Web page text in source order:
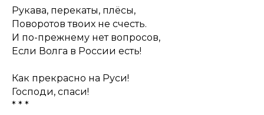
Рукава, перекаты, плёсы,
Поворотов твоих не счесть.
И по-прежнему нет вопросов,
Если Волга в России есть!
Как прекрасно на Руси!
Господи, спаси!
* * *